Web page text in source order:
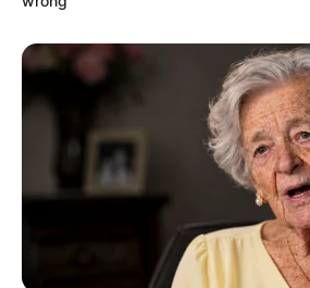
Profesi: Penyanyi, Aktris
Hobi: Menulis Buku Harian,
Facebook: –
Twitter: –
@chuucandoit